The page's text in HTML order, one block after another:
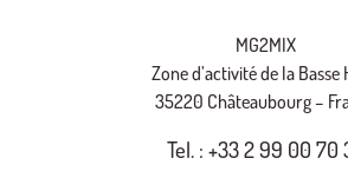
MG2MIX
Zone d’activité de la Basse
35220 Châteaubourg –
Tel. : +33 2 99 00 70